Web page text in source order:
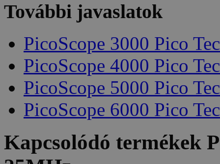
További javaslatok
PicoScope 3000 Pico
PicoScope 4000 Pico
PicoScope 5000 Pico
PicoScope 6000 Pico
Kapcsolódó termékek